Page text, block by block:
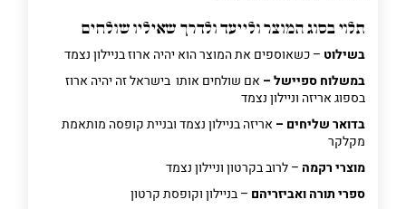
תלוי בסוג המוצר ולייעד ולדרך שאיליו שולחים
בשילוט – כשאוספים את המוצר הוא יהיה ארוז בניילון נצמד
במשלוח ספיישל – אם שולחים אותו בישראל זה יהיה ארוז
בספוג אריזה וניילון נצמד
בדואר שליחים – אריזה בניילון נצמד ובניית קופסה מותאמת
מקלקר
מוצרי רקמה – לרוב בקרטון וניילון נצמד
ספרי תורה ואביזריהם – בניילון וקופסת קרטון